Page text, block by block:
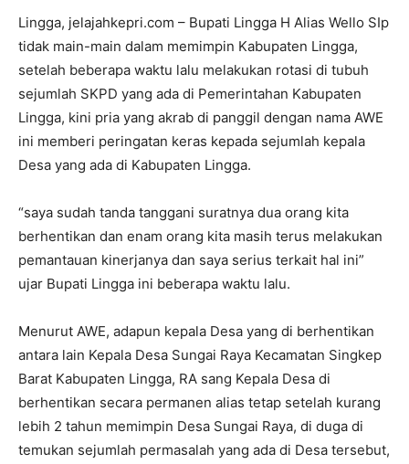
Lingga, jelajahkepri.com – Bupati Lingga H Alias Wello SIp
tidak main-main dalam memimpin Kabupaten Lingga,
setelah beberapa waktu lalu melakukan rotasi di tubuh
sejumlah SKPD yang ada di Pemerintahan Kabupaten
Lingga, kini pria yang akrab di panggil dengan nama AWE
ini memberi peringatan keras kepada sejumlah kepala
Desa yang ada di Kabupaten Lingga.
“saya sudah tanda tanggani suratnya dua orang kita
berhentikan dan enam orang kita masih terus melakukan
pemantauan kinerjanya dan saya serius terkait hal ini”
ujar Bupati Lingga ini beberapa waktu lalu.
Menurut AWE, adapun kepala Desa yang di berhentikan
antara lain Kepala Desa Sungai Raya Kecamatan Singkep
Barat Kabupaten Lingga, RA sang Kepala Desa di
berhentikan secara permanen alias tetap setelah kurang
lebih 2 tahun memimpin Desa Sungai Raya, di duga di
temukan sejumlah permasalah yang ada di Desa tersebut,